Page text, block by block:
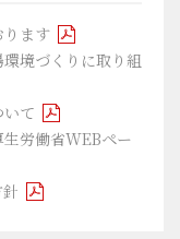
ります
境づくりに取り組
いて
労働省WEBペー